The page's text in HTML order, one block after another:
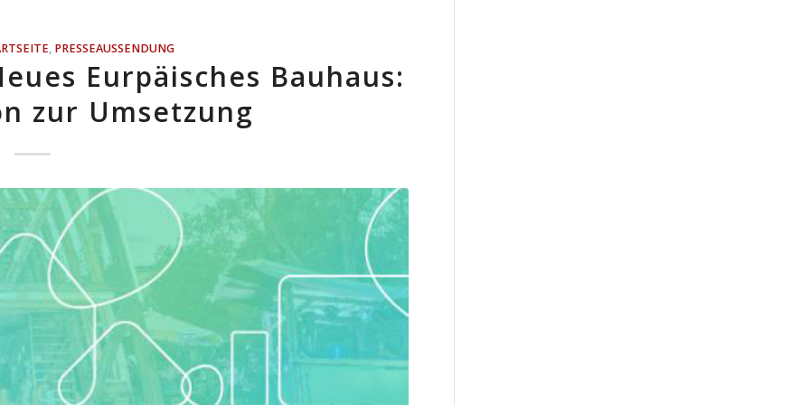
, PRESSEAUSSENDUNG
Eurpäisches Bauhaus:
zur Umsetzung